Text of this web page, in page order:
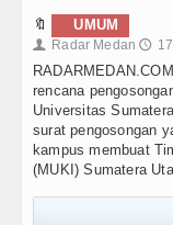
🔖 UMUM
👤 Radar Medan 🕔
rencana
Universitas
surat pengosongan
kampus membuat
(MUKI) Sumatera